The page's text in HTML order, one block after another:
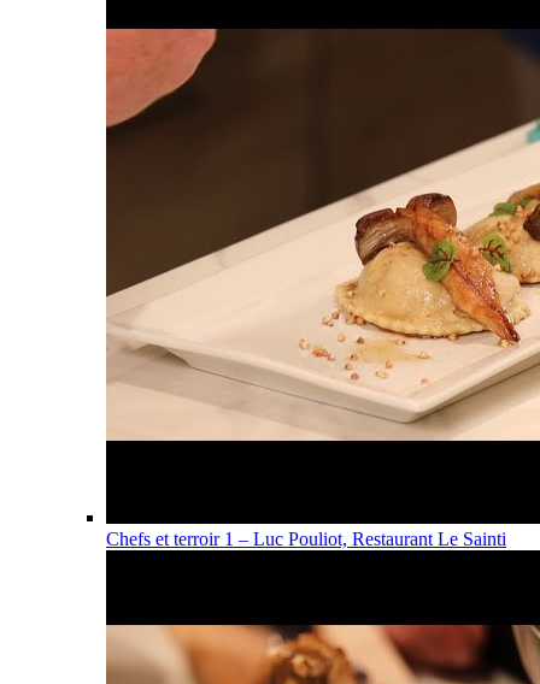
Chefs et terroir 1 – Luc Pouliot, Restaurant Le Sainti